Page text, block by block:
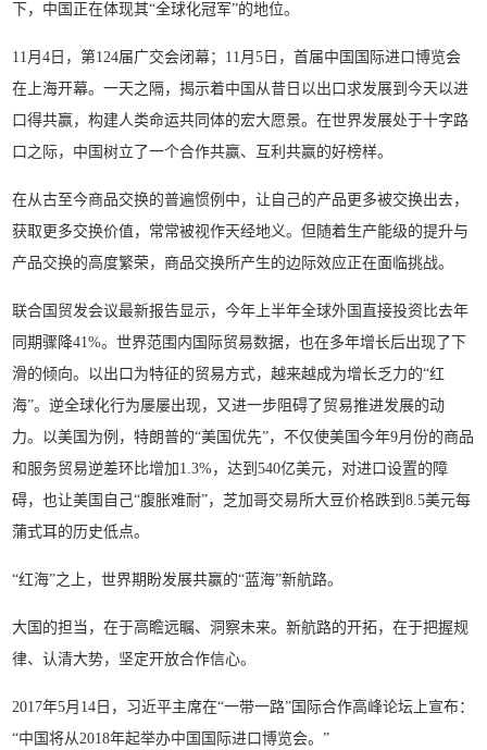
下，中国正在体现其“全球化冠军”的地位。
11月4日，第124届广交会闭幕；11月5日，首届中国国际进口博览会
在上海开幕。一天之隔，揭示着中国从昔日以出口求发展到今天以进
口得共赢，构建人类命运共同体的宏大愿景。在世界发展处于十字路
口之际，中国树立了一个合作共赢、互利共赢的好榜样。
在从古至今商品交换的普遍惯例中，让自己的产品更多被交换出去，
获取更多交换价值，常常被视作天经地义。但随着生产能级的提升与
产品交换的高度繁荣，商品交换所产生的边际效应正在面临挑战。
联合国贸发会议最新报告显示，今年上半年全球外国直接投资比去年
同期骤降41%。世界范围内国际贸易数据，也在多年增长后出现了下
滑的倾向。以出口为特征的贸易方式，越来越成为增长乏力的“红
海”。逆全球化行为屡屡出现，又进一步阻碍了贸易推进发展的动
力。以美国为例，特朗普的“美国优先”，不仅使美国今年9月份的商品
和服务贸易逆差环比增加1.3%，达到540亿美元，对进口设置的障
碍，也让美国自己“腹胀难耐”，芝加哥交易所大豆价格跌到8.5美元每
蒲式耳的历史低点。
“红海”之上，世界期盼发展共赢的“蓝海”新航路。
大国的担当，在于高瞻远瞩、洞察未来。新航路的开拓，在于把握规
律、认清大势，坚定开放合作信心。
2017年5月14日，习近平主席在“一带一路”国际合作高峰论坛上宣布：
“中国将从2018年起举办中国国际进口博览会。”